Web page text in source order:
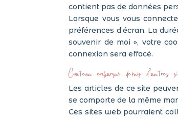
contient pas de données
Lorsque vous vous
préférences d’écran. La
souvenir de moi », votre
connexion sera effacé.
Contenu embarqué depuis d’autres
Les articles de ce site
se comporte de la même
Ces sites web pourraient